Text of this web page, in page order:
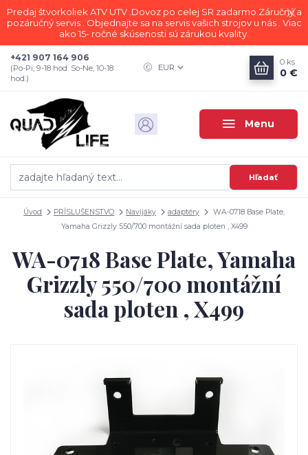
Predaj štvorkoliek ATV UTV .Dovoz po celej SR zadarmo.Záručný a
pozáručný servis . Objednajte sa na servis vašich strojov u nás . Viac
ako 15- ročné skúsenosti sú zárukou kvality.
Menu
EUR
Hľadať
+421 907 164 906
(Po-Pi, 9-18 hod. So-Ne, 10-18
hod.)
0 ks
0 €
Úvod PRÍSLUŠENSTVO Navijáky adaptéry
WA-0718 Base Plate,
Yamaha Grizzly 550/700 montážní sada ploten , X499
WA-0718 Base Plate, Yamaha
Grizzly 550/700 montážní
sada ploten , X499